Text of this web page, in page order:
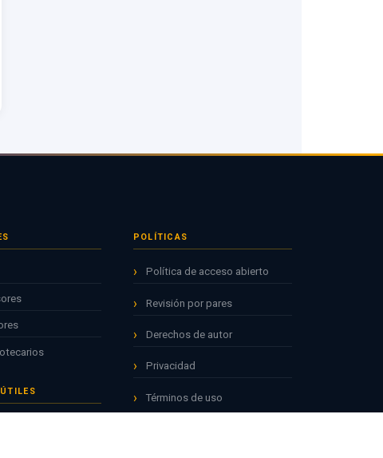
POLÍTICAS
Política de acceso abierto
Revisión por pares
Derechos de autor
Privacidad
Términos de uso